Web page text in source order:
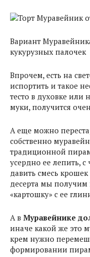
Вариант
кукурузных палочек
Впрочем, есть на
испортить и такое
тесто в духовке или
муки, получится
А еще можно
собственно
традиционной
усердно ее лепить,
давить смесь
десерта мы
«картошку» с ее
А в Муравейнике
иначе какой же это
крем нужно
формировании